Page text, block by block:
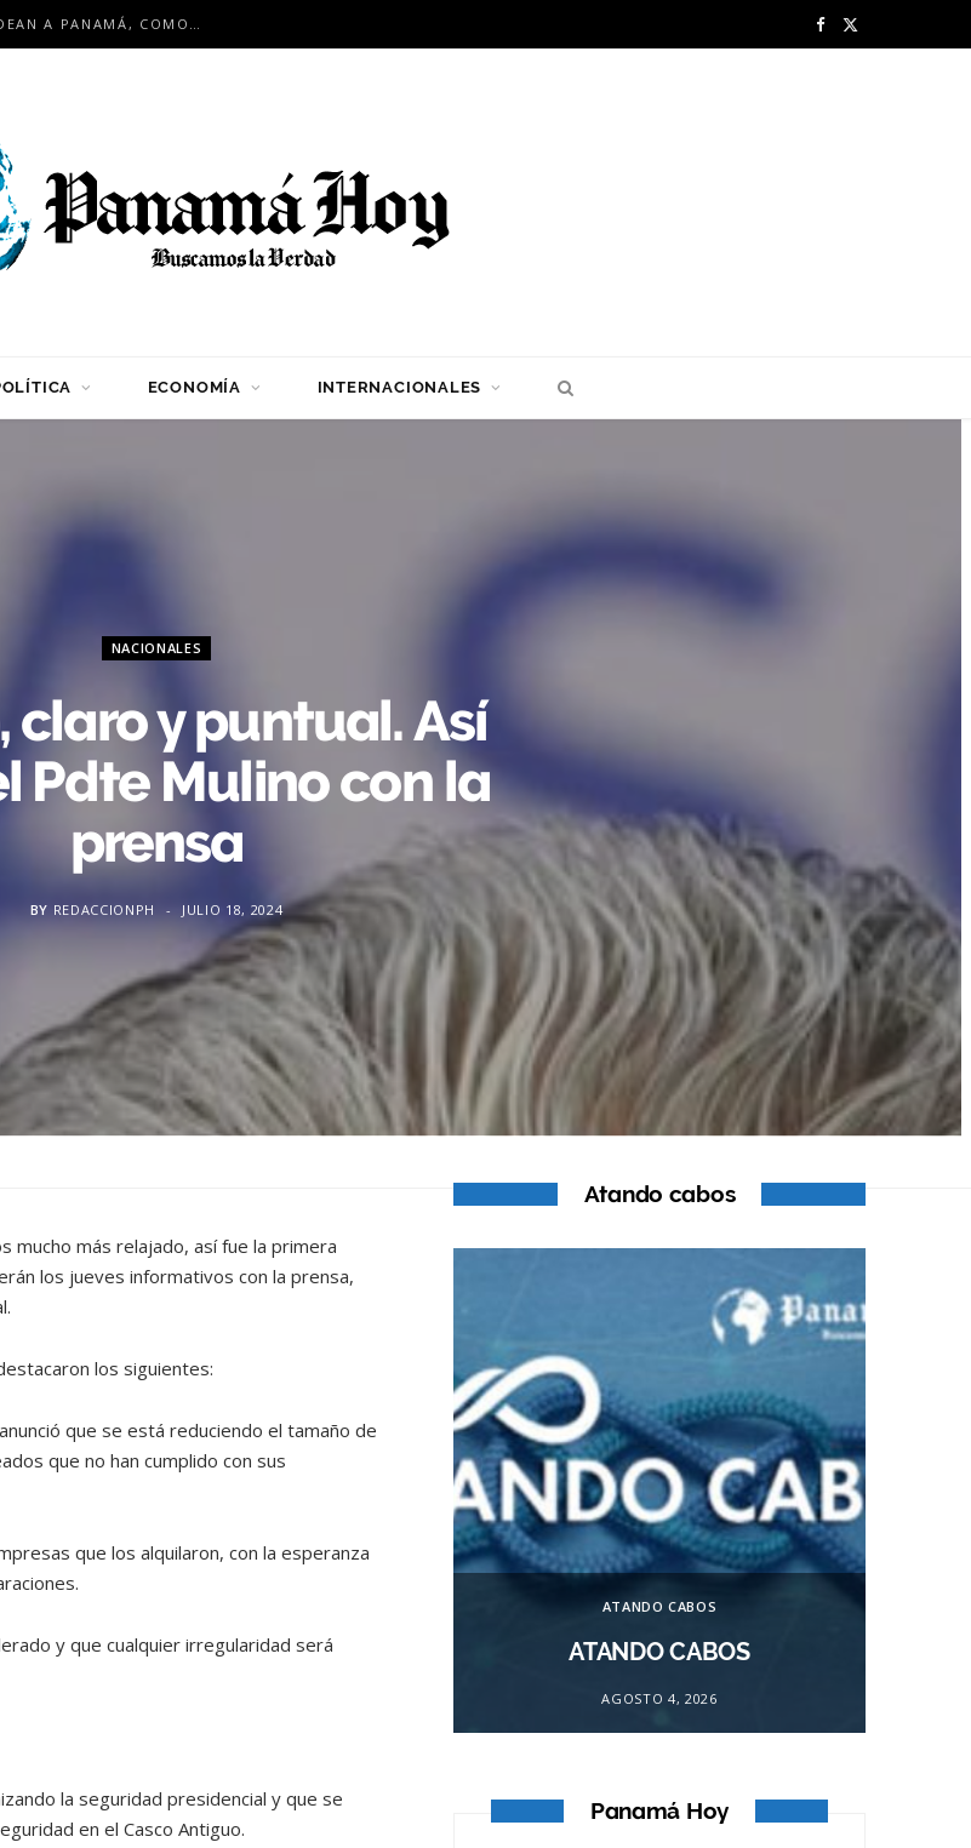
EN ENCUENTRO INTERNACIONAL: JÓVENES MERCADEAN A PANAMÁ, COMO HUB LOGÍSTICO PARA LA REGIÓN F
ECONOMÍA INTERNACIONALES
NACIONALES
claro y puntual. Así
Pdte Mulino con la
prensa
BY REDACCIONPH JULIO 18, 2024
mucho más relajado, así fue la primera
los jueves informativos con la prensa,
los siguientes:
que se está reduciendo el tamaño de
que no han cumplido con sus
que los alquilaron, con la esperanza
y que cualquier irregularidad será
la seguridad presidencial y que se
en el Casco Antiguo.
Atando cabos
ATANDO CABOS
ATANDO CABOS
ATANDO CABOS
AGOSTO 4, 2026
Panamá Hoy